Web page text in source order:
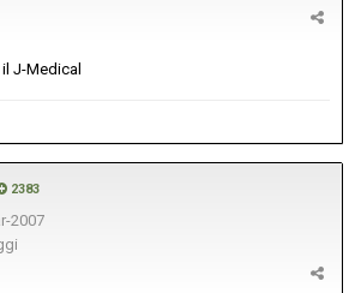
J-Medical
2383
2007